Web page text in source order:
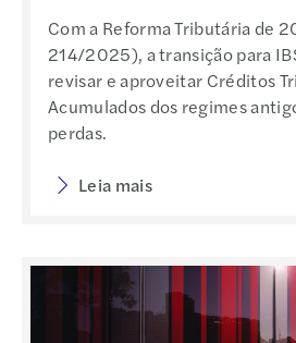
Com a Reforma Tributária de
214/2025), a transição para
revisar e aproveitar Créditos
Acumulados dos regimes
perdas.
Leia mais